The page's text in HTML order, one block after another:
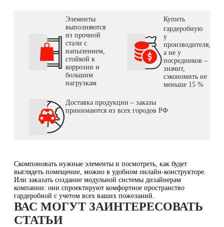
Элементы
выполняются
из прочной
стали с
напылением,
стойкой к
коррозии и
большим
нагрузкам
Купить
гардеробную
у
производителя,
а не у
посредников –
значит,
сэкономить не
меньше 15 %
Доставка продукции – заказы
принимаются из всех городов РФ
Скомпоновать нужные элементы и посмотреть, как будет
выглядеть помещение, можно в удобном онлайн-конструкторе.
Или заказать создание модульной системы дизайнерам
компании: они спроектируют комфортное пространство
гардеробной с учетом всех ваших пожеланий.
ВАС МОГУТ ЗАИНТЕРЕСОВАТЬ
СТАТЬИ